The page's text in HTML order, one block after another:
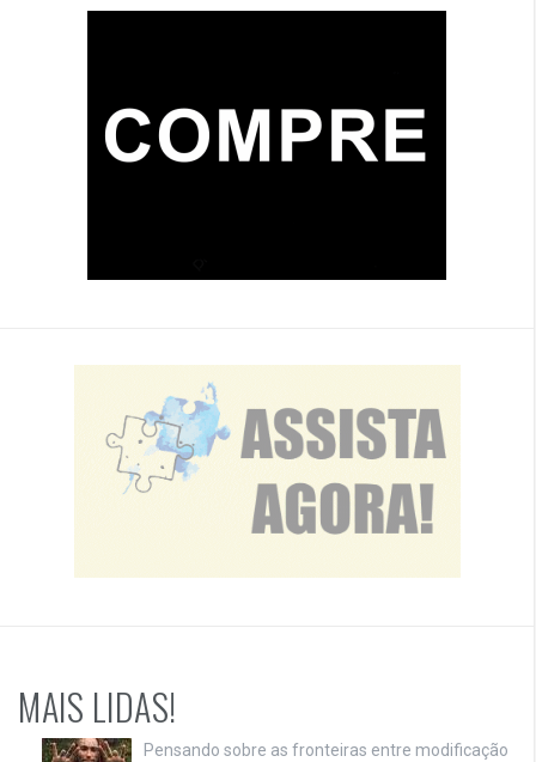
MAIS LIDAS!
Pensando sobre as fronteiras entre modificação